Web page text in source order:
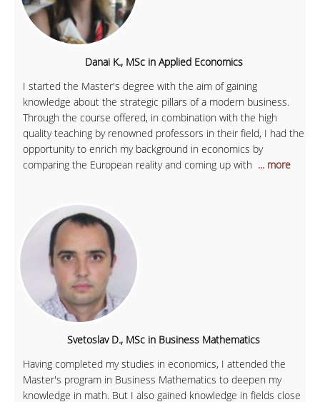
Danai K., MSc in Applied Economics
I started the Master's degree with the aim of gaining
knowledge about the strategic pillars of a modern business.
Through the course offered, in combination with the high
quality teaching by renowned professors in their field, I had the
opportunity to enrich my background in economics by
comparing the European reality and coming up with ... more
Svetoslav D., MSc in Business Mathematics
Having completed my studies in economics, I attended the
Master's program in Business Mathematics to deepen my
knowledge in math. But I also gained knowledge in fields close